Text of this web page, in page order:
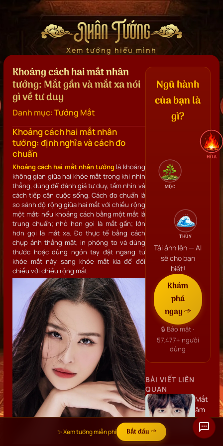
Nhân Tướng
Xem tướng hiểu mình
Khoảng cách hai mắt nhân
tướng: Mắt gần và mắt xa nói
gì về tư duy
Danh mục:Tướng Mắt
Khoảng cách hai mắt nhân
tướng: định nghĩa và cách đo
chuẩn
Khoảng cách hai mắt nhân tướng là khoảng
không gian giữa hai khóe mắt trong khi nhìn
thẳng, dùng để đánh giá tư duy, tầm nhìn và
cách tiếp cận cuộc sống. Cách đo chuẩn là
so sánh độ rộng giữa hai mắt với chiều rộng
một mắt: nếu khoảng cách bằng một mắt là
trung chuẩn; nhỏ hơn gọi là mắt gần; lớn
hơn gọi là mắt xa. Đo thực tế bằng cách
chụp ảnh thẳng mặt, in phóng to và dùng
thước hoặc dùng ngón tay đặt ngang từ
khóe mắt này sang khóe mắt kia để đối
chiếu với chiều rộng mắt.
Ngũ hành
của bạn là
gì?
HỎA
THỦY
MỘC
Tải ảnh lên — AI
sẽ cho bạn
biết!
Khám
phá
ngay →
🔒 Bảo mật ·
57.477+ người
dùng
BÀI VIẾT LIÊN
QUAN
Mắt
âm
dương
là
gì?
✨ Xem tướng miễn phí Bắt đầu →